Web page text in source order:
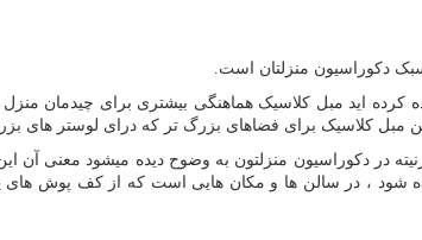
دکوراسیون منزلتان است.
کرده اید مبل کلاسیک هماهنگی بیشتری برای چیدمان
کلاسیک برای فضاهای بزرگ تر که درای لوستر های
در دکوراسیون منزلتون به وضوح دیده میشود معنی
شود ، در سالن ها و مکان هایی است که از کف پوش